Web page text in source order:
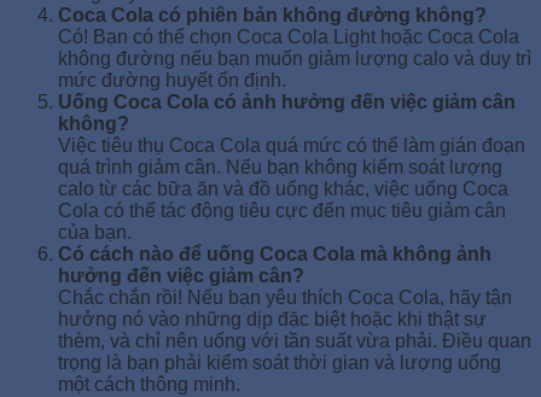
Coca Cola có phiên bản không đường không?
Có! Bạn có thể chọn Coca Cola Light hoặc Coca Cola
không đường nếu bạn muốn giảm lượng calo và duy trì
mức đường huyết ổn định.
Uống Coca Cola có ảnh hưởng đến việc giảm cân
không?
Việc tiêu thụ Coca Cola quá mức có thể làm gián đoạn
quá trình giảm cân. Nếu bạn không kiểm soát lượng
calo từ các bữa ăn và đồ uống khác, việc uống Coca
Cola có thể tác động tiêu cực đến mục tiêu giảm cân
của bạn.
Có cách nào để uống Coca Cola mà không ảnh
hưởng đến việc giảm cân?
Chắc chắn rồi! Nếu bạn yêu thích Coca Cola, hãy tận
hưởng nó vào những dịp đặc biệt hoặc khi thật sự
thèm, và chỉ nên uống với tần suất vừa phải. Điều quan
trọng là bạn phải kiểm soát thời gian và lượng uống
một cách thông minh.